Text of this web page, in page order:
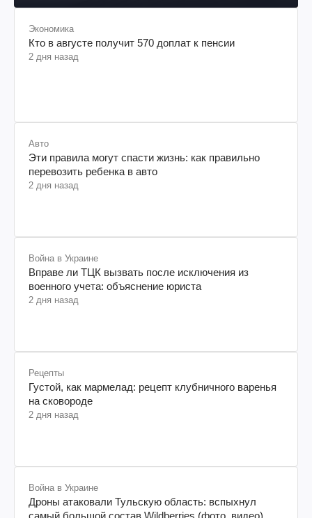
Экономика
Кто в августе получит 570 доплат к пенсии
2 дня назад
Авто
Эти правила могут спасти жизнь: как правильно
перевозить ребенка в авто
2 дня назад
Война в Украине
Вправе ли ТЦК вызвать после исключения из
военного учета: объяснение юриста
2 дня назад
Рецепты
Густой, как мармелад: рецепт клубничного варенья
на сковороде
2 дня назад
Война в Украине
Дроны атаковали Тульскую область: вспыхнул
самый большой состав Wildberries (фото, видео)